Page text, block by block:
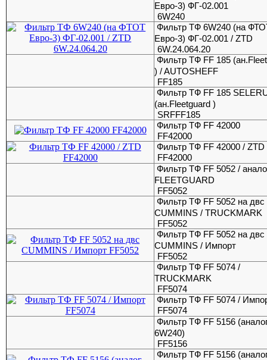
Евро-3) ФГ-02.001
6W240
Фильтр ТФ 6W240 (на
Евро-3) ФГ-02.001 / ZTD
6W.24.064.20
Фильтр ТФ FF 185
) / AUTOSHEFF
FF185
Фильтр ТФ FF 185
(ан.Fleetguard )
SRFFF185
Фильтр ТФ FF 42000
FF42000
Фильтр ТФ FF 42000 / ZTD
FF42000
Фильтр ТФ FF 5052 /
FLEETGUARD
FF5052
Фильтр ТФ FF 5052 на двc
CUMMINS / TRUCKMARK
FF5052
Фильтр ТФ FF 5052 на двc
CUMMINS / Импорт
FF5052
Фильтр ТФ FF 5074 /
TRUCKMARK
FF5074
Фильтр ТФ FF 5074 /
FF5074
Фильтр ТФ FF 5156
6W240)
FF5156
Фильтр ТФ FF 5156